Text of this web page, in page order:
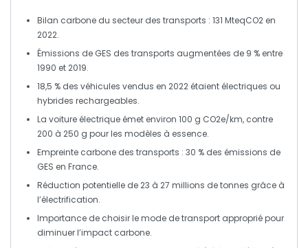
Bilan carbone du secteur des transports : 131 MteqCO2 en
2022.
Émissions de GES des transports augmentées de 9 % entre
1990 et 2019.
18,5 % des véhicules vendus en 2022 étaient électriques ou
hybrides rechargeables.
La voiture électrique émet environ 100 g CO2e/km, contre
200 à 250 g pour les modèles à essence.
Empreinte carbone des transports : 30 % des émissions de
GES en France.
Réduction potentielle de 23 à 27 millions de tonnes grâce à
l’électrification.
Importance de choisir lemode de transport approprié pour
diminuer l’impact carbone.